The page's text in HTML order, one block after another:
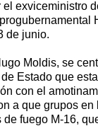
exviceministro
de junio.
Moldis, se
Estado que
con el
a que grupos
fuego M-16,